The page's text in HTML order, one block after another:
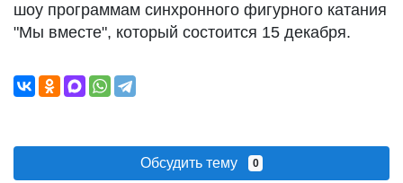
шоу программам синхронного фигурного катания
"Мы вместе", который состоится 15 декабря.
Обсудить тему 0